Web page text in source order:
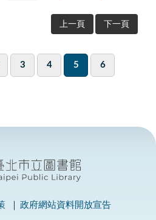
上一頁 下一頁
3 4 5 6
政府網站資料開放宣告